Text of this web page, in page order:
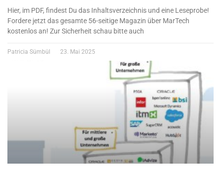
Hier, im PDF, findest Du das Inhaltsverzeichnis und eine Leseprobe!
Fordere jetzt das gesamte 56-seitige Magazin über MarTech
kostenlos an! Zur Sicherheit schau bitte auch
Patricia Sümbül 23. Mai 2025